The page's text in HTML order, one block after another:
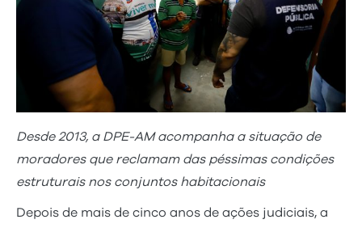
Desde 2013, a DPE-AM acompanha a situação de
moradores que reclamam das péssimas condições
estruturais nos conjuntos habitacionais
Depois de mais de cinco anos de ações judiciais, a